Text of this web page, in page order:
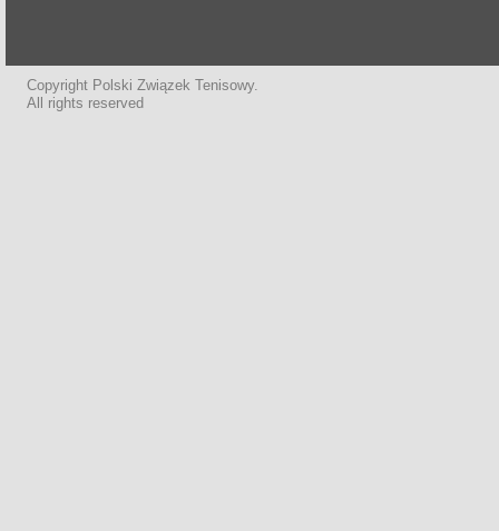
Copyright Polski Związek Tenisowy.
All rights reserved